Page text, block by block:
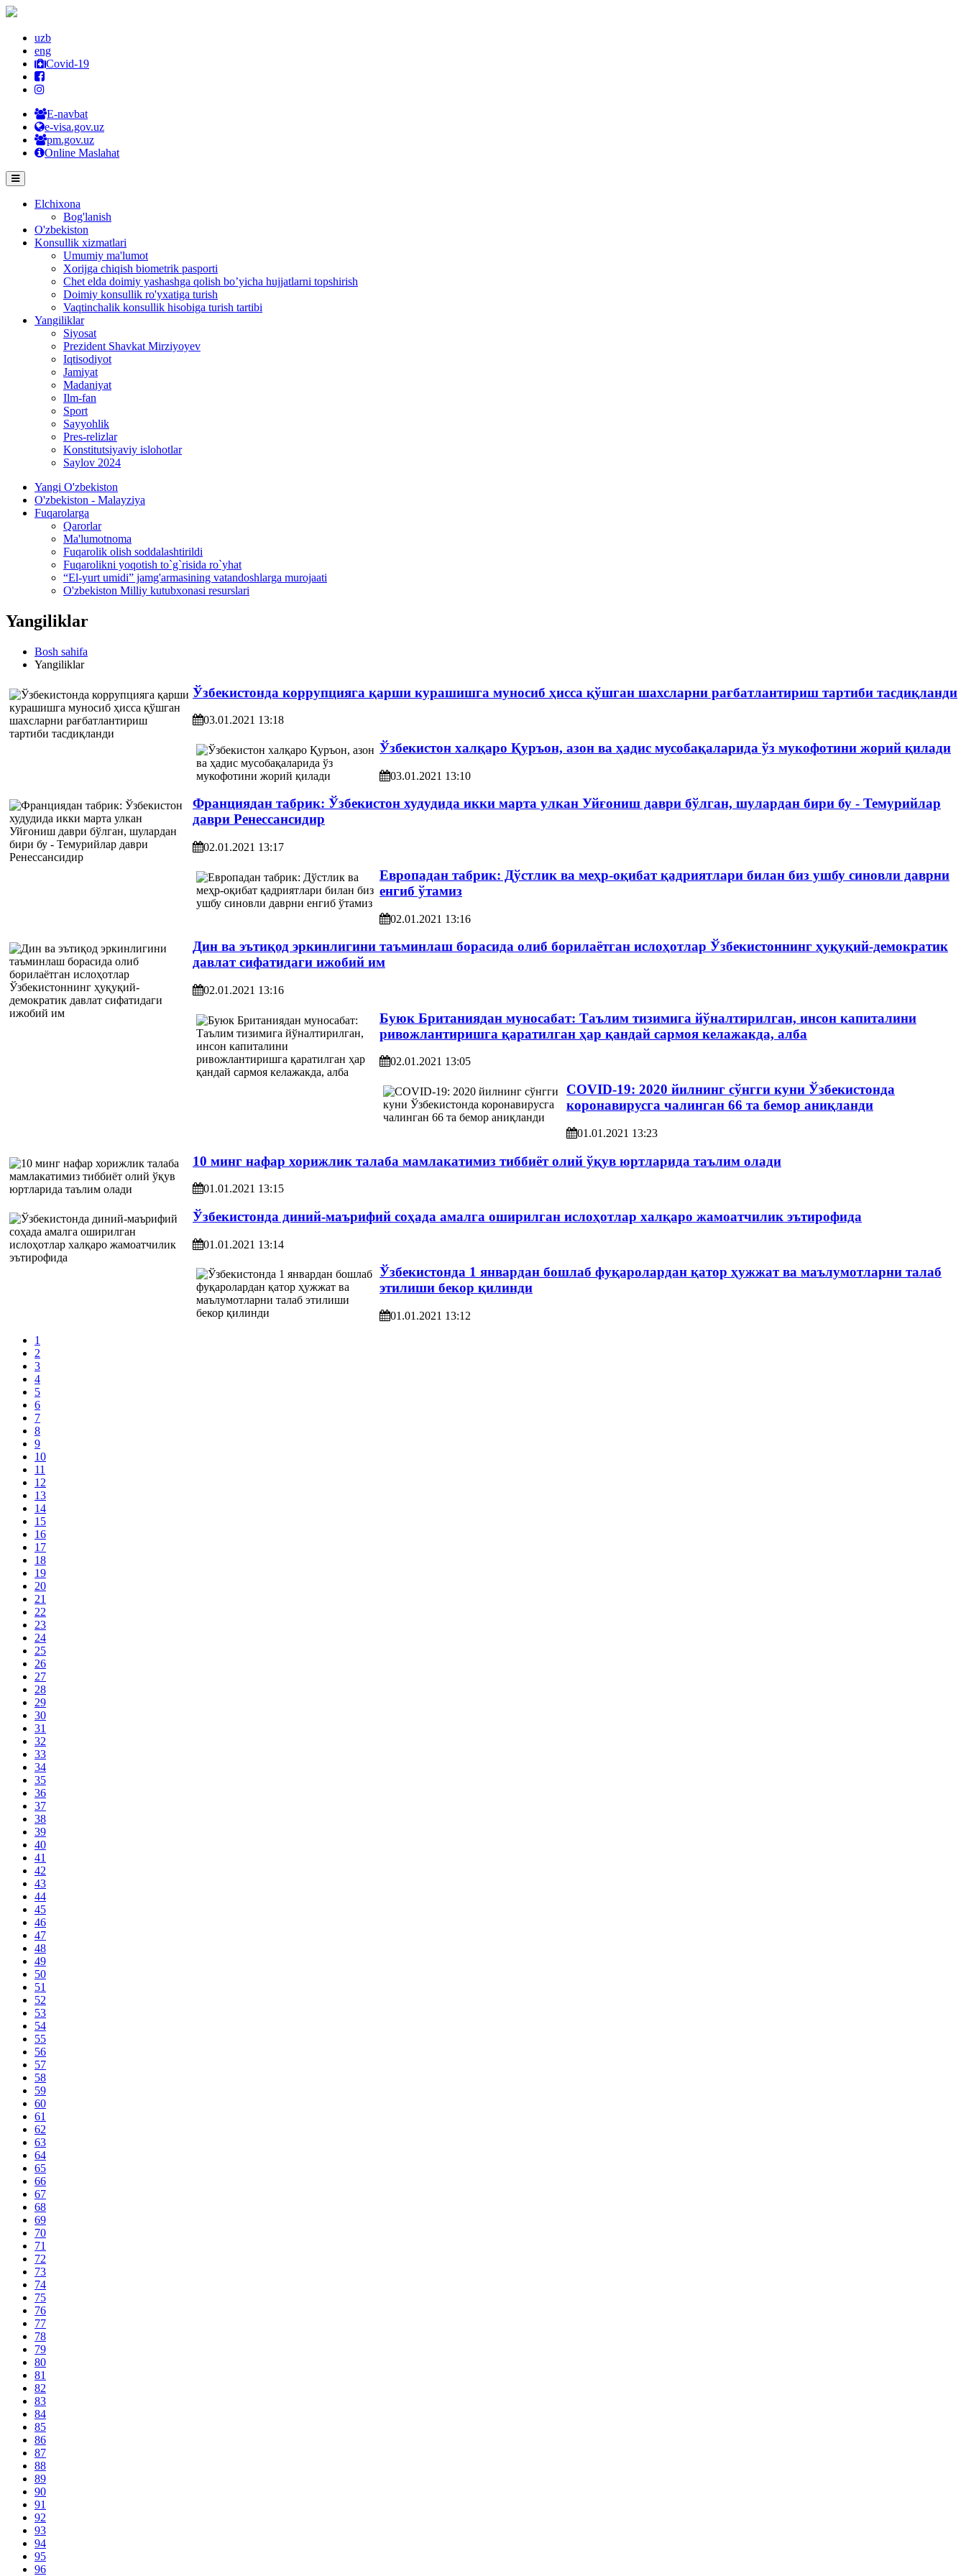
uzb
eng
Covid-19
E-navbat
e-visa.gov.uz
pm.gov.uz
Online Maslahat
Elchixona
Bog'lanish
O'zbekiston
Konsullik xizmatlari
Umumiy ma'lumot
Xorijga chiqish biometrik pasporti
Chet elda doimiy yashashga qolish bo’yicha hujjatlarni topshirish
Doimiy konsullik ro'yxatiga turish
Vaqtinchalik konsullik hisobiga turish tartibi
Yangiliklar
Siyosat
Prezident Shavkat Mirziyoyev
Iqtisodiyot
Jamiyat
Madaniyat
Ilm-fan
Sport
Sayyohlik
Pres-relizlar
Konstitutsiyaviy islohotlar
Saylov 2024
Yangi O'zbekiston
O'zbekiston - Malayziya
Fuqarolarga
Qarorlar
Ma'lumotnoma
Fuqarolik olish soddalashtirildi
Fuqarolikni yoqotish to`g`risida ro`yhat
“El-yurt umidi” jamg'armasining vatandoshlarga murojaati
O'zbekiston Milliy kutubxonasi resurslari
Yangiliklar
Bosh sahifa
Yangiliklar
Ўзбекистонда коррупцияга қарши курашишга муносиб ҳисса қўшган шахсларни рағбатлантириш тартиби тасдиқланди
03.01.2021 13:18
Ўзбекистон халқаро Қуръон, азон ва ҳадис мусобақаларида ўз мукофотини жорий қилади
03.01.2021 13:10
Франциядан табрик: Ўзбекистон худудида икки марта улкан Уйғониш даври бўлган, шулардан бири бу - Темурийлар
даври Ренессансидир
02.01.2021 13:17
Европадан табрик: Дўстлик ва меҳр-оқибат қадриятлари билан биз ушбу синовли даврни
енгиб ўтамиз
02.01.2021 13:16
Дин ва эътиқод эркинлигини таъминлаш борасида олиб борилаётган ислоҳотлар Ўзбекистоннинг ҳуқуқий-демократик
давлат сифатидаги ижобий им
02.01.2021 13:16
Буюк Британиядан муносабат: Таълим тизимига йўналтирилган, инсон капиталини
ривожлантиришга қаратилган ҳар қандай сармоя келажакда, алба
02.01.2021 13:05
COVID-19: 2020 йилнинг сўнгги куни Ўзбекистонда
коронавирусга чалинган 66 та бемор аниқланди
01.01.2021 13:23
10 минг нафар хорижлик талаба мамлакатимиз тиббиёт олий ўқув юртларида таълим олади
01.01.2021 13:15
Ўзбекистонда диний-маърифий соҳада амалга оширилган ислоҳотлар халқаро жамоатчилик эътирофида
01.01.2021 13:14
Ўзбекистонда 1 январдан бошлаб фуқаролардан қатор ҳужжат ва маълумотларни талаб
этилиши бекор қилинди
01.01.2021 13:12
1
2
3
4
5
6
7
8
9
10
11
12
13
14
15
16
17
18
19
20
21
22
23
24
25
26
27
28
29
30
31
32
33
34
35
36
37
38
39
40
41
42
43
44
45
46
47
48
49
50
51
52
53
54
55
56
57
58
59
60
61
62
63
64
65
66
67
68
69
70
71
72
73
74
75
76
77
78
79
80
81
82
83
84
85
86
87
88
89
90
91
92
93
94
95
96